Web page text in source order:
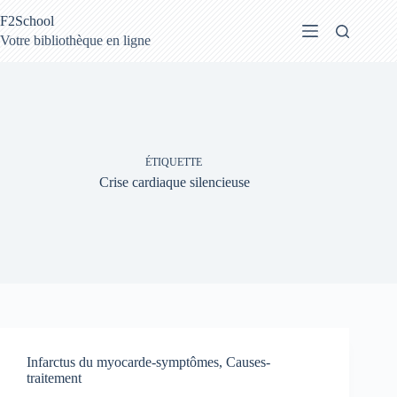
au
contenu
F2School
Votre bibliothèque en ligne
ÉTIQUETTE
Crise cardiaque silencieuse
Infarctus du myocarde-symptômes, Causes-
traitement